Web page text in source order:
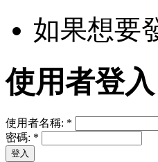
如果想要
使用者登入
使用者名稱: *
密碼: *